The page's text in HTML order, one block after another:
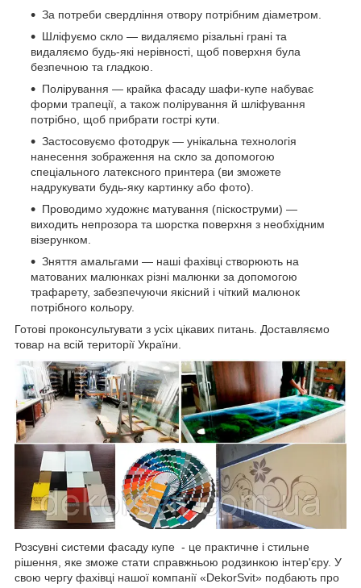
За потреби свердління отвору потрібним діаметром.
Шліфуємо скло — видаляємо різальні грані та
видаляємо будь-які нерівності, щоб поверхня була
безпечною та гладкою.
Полірування — крайка фасаду шафи-купе набуває
форми трапеції, а також полірування й шліфування
потрібно, щоб прибрати гострі кути.
Застосовуємо фотодрук — унікальна технологія
нанесення зображення на скло за допомогою
спеціального латексного принтера (ви зможете
надрукувати будь-яку картинку або фото).
Проводимо художнє матування (піскоструми) —
виходить непрозора та шорстка поверхня з необхідним
візерунком.
Зняття амальгами — наші фахівці створюють на
матованих малюнках різні малюнки за допомогою
трафарету, забезпечуючи якісний і чіткий малюнок
потрібного кольору.
Готові проконсультувати з усіх цікавих питань. Доставляємо
товар на всій території України.
Розсувні системи фасаду купе - це практичне і стильне
рішення, яке зможе стати справжньою родзинкою інтер'єру. У
свою чергу фахівці нашої компанії «DekorSvit» подбають про